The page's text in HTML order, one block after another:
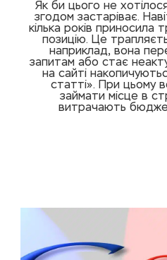
Як би цього не
згодом застаріває.
кілька років приносила
позицію. Це
наприклад, вона
запитам або стає
на сайті
статті». При цьому
займати місце в
витрачають